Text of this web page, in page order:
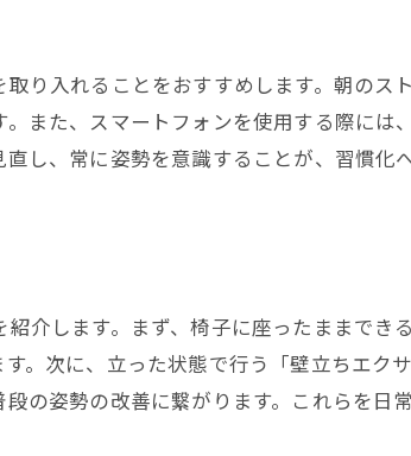
テップ
感しよう
感を軽減
の紹介
ント
り入れることをおすすめします。朝のス
また、スマートフォンを使用する際には
し、常に姿勢を意識することが、習慣化
介します。まず、椅子に座ったままでき
。次に、立った状態で行う「壁立ちエク
の姿勢の改善に繋がります。これらを日